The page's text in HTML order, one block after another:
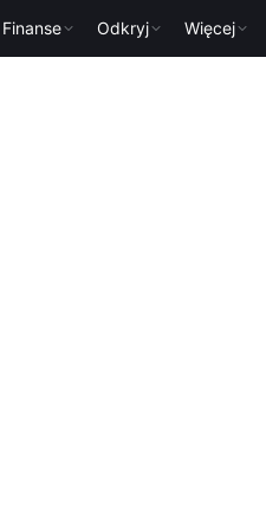
Finanse Odkryj Więcej